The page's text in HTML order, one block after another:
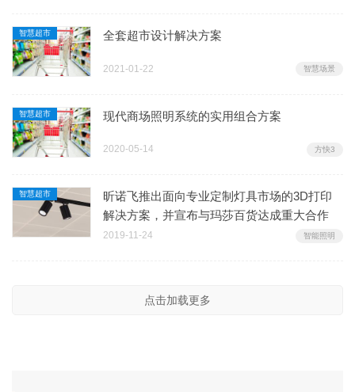
智慧超市 全套超市设计解决方案
2021-01-22 智慧场景
智慧超市 现代商场照明系统的实用组合方案
2020-05-14 方快3
智慧超市
昕诺飞推出面向专业定制灯具市场的3D打印
解决方案，并宣布与玛莎百货达成重大合作
2019-11-24 智能照明
点击加载更多